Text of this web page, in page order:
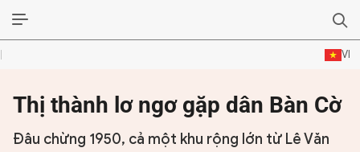
VI
ĐỜI SỐNG VĂN HÓA
TƯ LIỆU VĂN HÓA
Thị thành lơ ngơ gặp dân Bàn Cờ
Đâu chừng 1950, cả một khu rộng lớn từ Lê Văn